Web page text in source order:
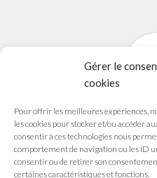
Gérer le
cookies
Pour offrir les meilleures expériences,
les cookies pour stocker et/ou accéder
consentir à ces technologies nous
comportement de navigation ou les ID
consentir ou de retirer son
certaines caractéristiques et fonctions.
Syndicat
165 avenue du
69003